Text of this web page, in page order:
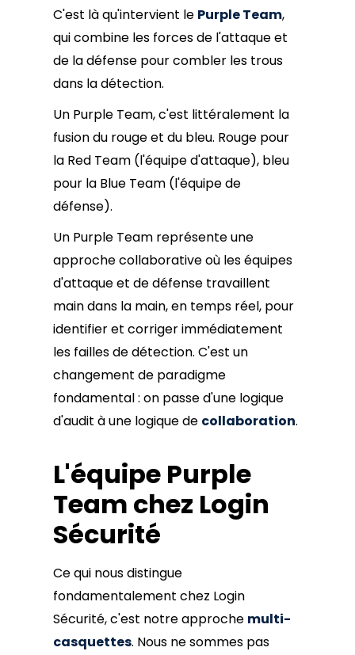
C'est là qu'intervient le Purple Team,
qui combine les forces de l'attaque et
de la défense pour combler les trous
dans la détection.
Un Purple Team, c'est littéralement la
fusion du rouge et du bleu. Rouge pour
la Red Team (l'équipe d'attaque), bleu
pour la Blue Team (l'équipe de
défense).
Un Purple Team représente une
approche collaborative où les équipes
d'attaque et de défense travaillent
main dans la main, en temps réel, pour
identifier et corriger immédiatement
les failles de détection. C'est un
changement de paradigme
fondamental : on passe d'une logique
d'audit à une logique de collaboration.
L'équipe Purple
Team chez Login
Sécurité
Ce qui nous distingue
fondamentalement chez Login
Sécurité, c'est notre approche multi-
casquettes. Nous ne sommes pas